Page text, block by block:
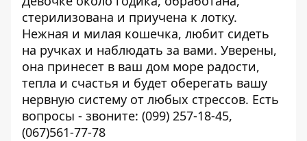
стерилизована и приучена к лотку.
Нежная и милая кошечка, любит сидеть
на ручках и наблюдать за вами. Уверены,
она принесет в ваш дом море радости,
тепла и счастья и будет оберегать вашу
нервную систему от любых стрессов. Есть
вопросы - звоните: (099) 257-18-45,
(067)561-77-78